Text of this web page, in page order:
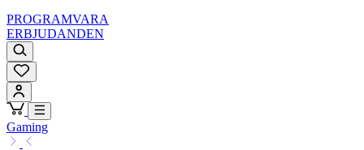
PROGRAMVARA
ERBJUDANDEN
Gaming